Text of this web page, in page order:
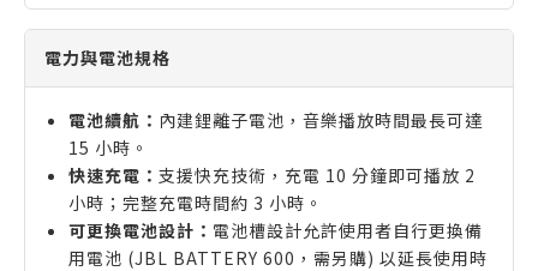
電力與電池規格
電池續航： 內建鋰離子電池，音樂播放時間最長可達
15 小時。
快速充電： 支援快充技術，充電 10 分鐘即可播放 2
小時；完整充電時間約 3 小時。
可更換電池設計： 電池槽設計允許使用者自行更換備
用電池 (JBL BATTERY 600，需另購) 以延長使用時